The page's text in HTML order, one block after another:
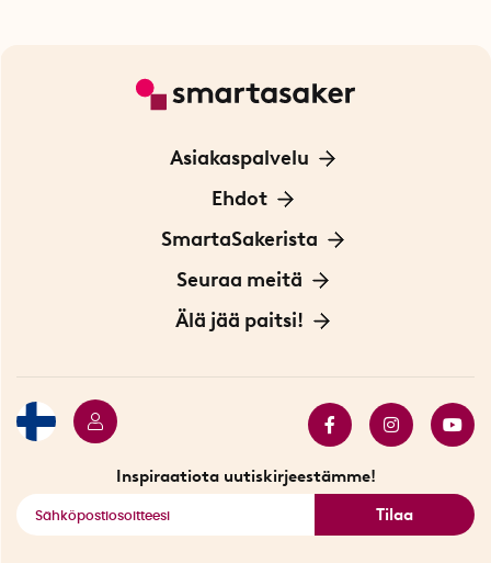
Asiakaspalvelu
Ota yhteyttä
Ehdot
Tietoa evästeistä
Yksityisyydensuoja
Sopimusehdot
SmartaSakerista
Meistä
Myymälä Tukholmassa
Seuraa meitä
Innovaattoriblogi
Älä jää paitsi!
Inspiraatiota uutiskirjeestämme!
Tilaa